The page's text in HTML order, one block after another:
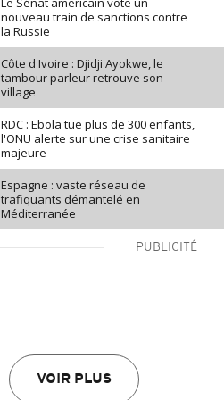
nouveau train de sanctions contre
la Russie
Côte d'Ivoire : Djidji Ayokwe, le
tambour parleur retrouve son
village
RDC : Ebola tue plus de 300 enfants,
l'ONU alerte sur une crise sanitaire
majeure
Espagne : vaste réseau de
trafiquants démantelé en
Méditerranée
PUBLICITÉ
VOIR PLUS